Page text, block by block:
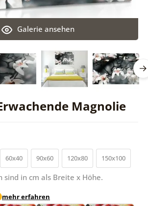
Magnolie
Galerie ansehen
60x40 90x60 120x80 150x100
sind in cm als Breite x Höhe.
mehr erfahren